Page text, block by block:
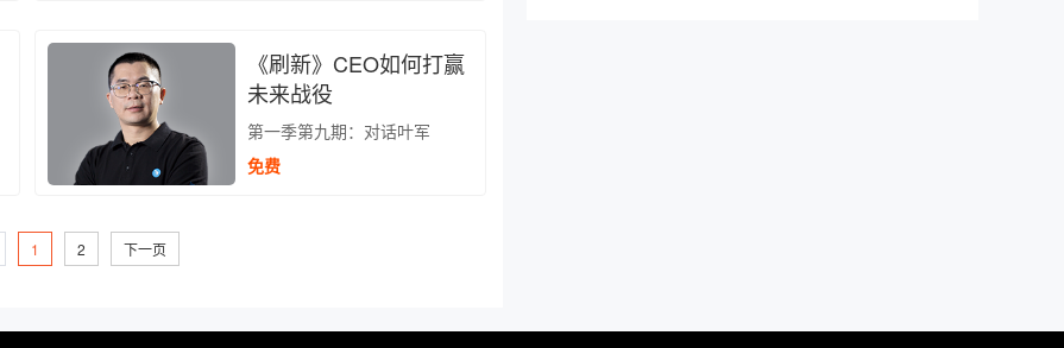
《刷新》CEO如何打赢
未来战役
第一季第九期：对话叶军
免费
1 2 下一页